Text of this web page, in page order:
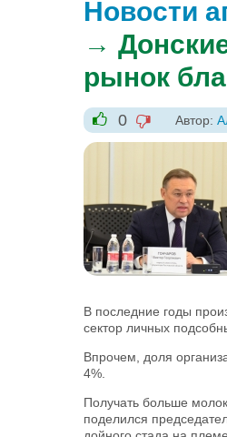
Новости
→
рынок
+1
0
-1
Автор:
В последние годы
сектор личных
Впрочем, доля
4%.
Получать больше
поделился